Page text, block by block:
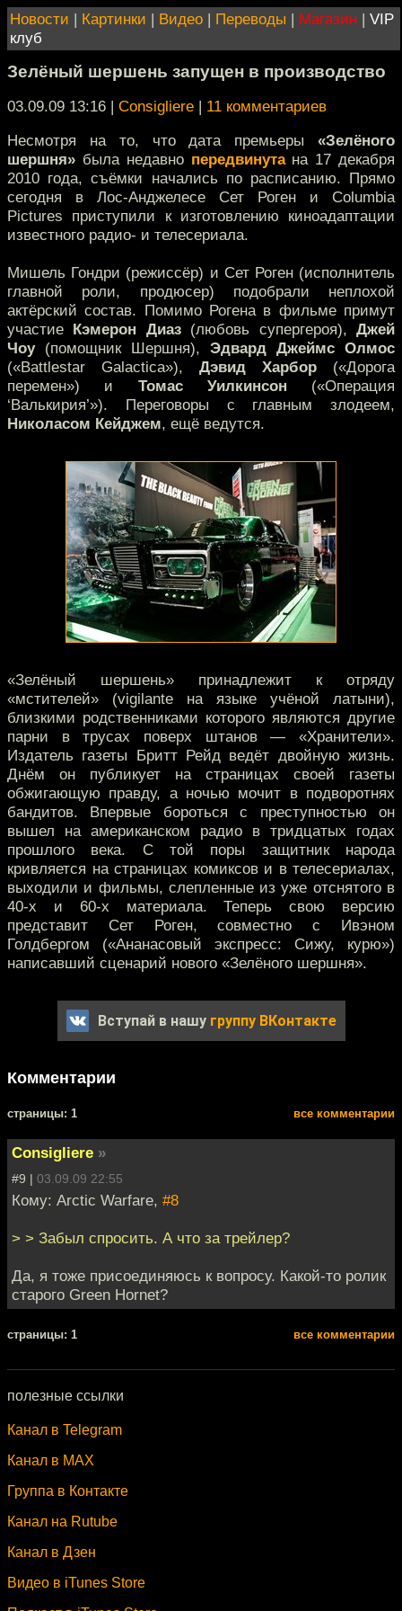
Новости | Картинки | Видео | Переводы | Магазин | VIP
клуб
Зелёный шершень запущен в производство
03.09.09 13:16 | Consigliere | 11 комментариев
Несмотря на то, что дата премьеры «Зелёного
шершня» была недавно передвинутана 17 декабря
2010 года, съёмки начались по расписанию. Прямо
сегодня в Лос-Анджелесе Сет Роген и Columbia
Pictures приступили к изготовлению киноадаптации
известного радио- и телесериала.
Мишель Гондри (режиссёр) и Сет Роген (исполнитель
главной роли, продюсер) подобрали неплохой
актёрский состав. Помимо Рогена в фильме примут
участие Кэмерон Диаз(любовь супергероя),Джей
Чоу(помощник Шершня), Эдвард Джеймс Олмос
(«Battlestar Galactica»), Дэвид Харбор («Дорога
перемен») и Томас Уилкинсон («Операция
‘Валькирия’»). Переговоры с главным злодеем,
Николасом Кейджем, ещё ведутся.
«Зелёный шершень» принадлежит к отряду
«мстителей» (vigilante на языке учёной латыни),
близкими родственниками которого являются другие
парни в трусах поверх штанов — «Хранители».
Издатель газеты Бритт Рейд ведёт двойную жизнь.
Днём он публикует на страницах своей газеты
обжигающую правду, а ночью мочит в подворотнях
бандитов. Впервые бороться с преступностью он
вышел на американском радио в тридцатых годах
прошлого века. С той поры защитник народа
кривляется на страницах комиксов и в телесериалах,
выходили и фильмы, слепленные из уже отснятого в
40-х и 60-х материала. Теперь свою версию
представит Сет Роген, совместно с Ивэном
Голдбергом («Ананасовый экспресс: Сижу, курю»)
написавший сценарий нового «Зелёного шершня».
Вступай в нашу группу ВКонтакте
Комментарии
cтраницы: 1 все комментарии
Consigliere »
#9 | 03.09.09 22:55
Кому: Arctic Warfare, #8
> > Забыл спросить. А что за трейлер?
Да, я тоже присоединяюсь к вопросу. Какой-то ролик
старого Green Hornet?
cтраницы: 1 все комментарии
полезные ссылки
Канал в Telegram
Канал в MAX
Группа в Контакте
Канал на Rutube
Канал в Дзен
Видео в iTunes Store